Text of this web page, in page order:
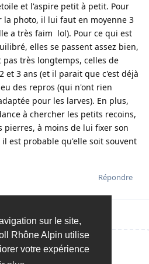
sur le site,
Rhône Alpin utilise
votre expérience
et l'aspire petit à petit. Pour
la photo, il lui faut en moyenne 3
a très faim lol). Pour ce qui est
elles se passent assez bien,
très longtemps, celles de
et 3 ans (et il parait que c'est déjà
des repros (qui n'ont rien
pour les larves). En plus,
à chercher les petits recoins,
pierres, à moins de lui fixer son
est probable qu'elle soit souvent
Répondre